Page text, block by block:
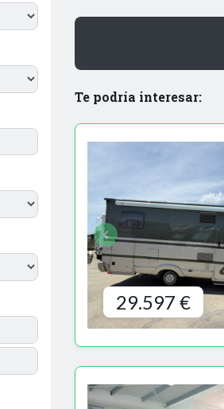
Te podría interesar:
29.597 €